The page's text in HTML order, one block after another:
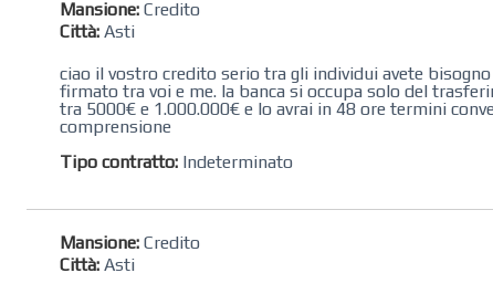
Mansione: Credito
Città: Asti
ciao il vostro credito serio tra gli individui avete
firmato tra voi e me. la banca si occupa solo del
tra 5000€ e 1.000.000€ e lo avrai in 48 ore termini
comprensione
Tipo contratto: Indeterminato
Mansione: Credito
Città: Asti